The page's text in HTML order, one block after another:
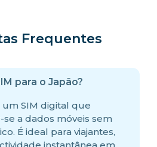
Frequentes
para o Japão?
um SIM digital que
a dados móveis sem
É ideal para viajantes,